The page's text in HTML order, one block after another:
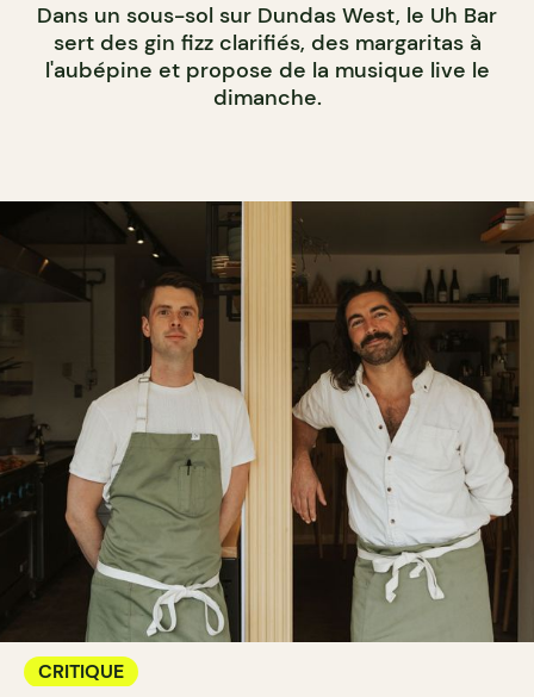
Dans un sous-sol sur Dundas West, le Uh Bar
sert des gin fizz clarifiés, des margaritas à
l'aubépine et propose de la musique live le
dimanche.
CRITIQUE